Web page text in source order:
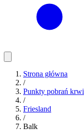
Strona główna
/
Punkty pobrań krwi
/
Friesland
/
Balk